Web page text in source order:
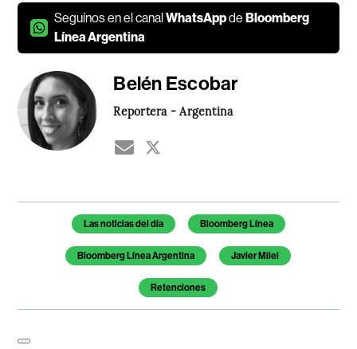
Seguínos en el canalWhatsAppdeBloomberg
Línea Argentina
Belén Escobar
Reportera - Argentina
Temas de este artículo
Las noticias del día Bloomberg Línea
Bloomberg Línea Argentina Javier Milei
Retenciones